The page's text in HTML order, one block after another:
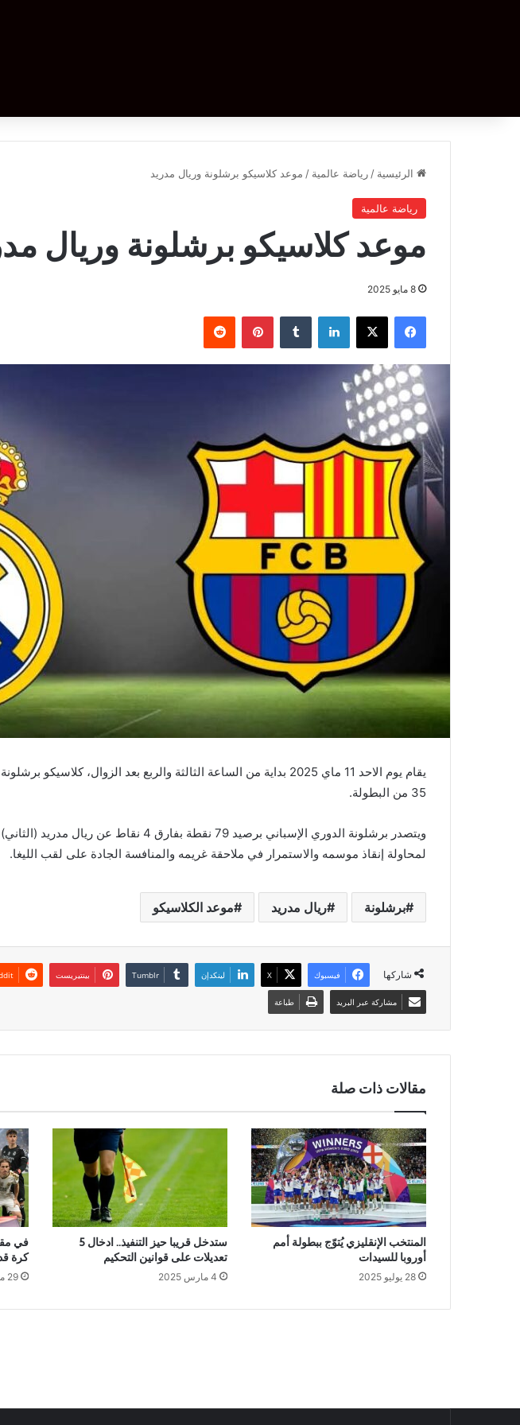
الرئيسية / رياضة عالمية / موعد كلاسيكو برشلونة وريال مدريد
رياضة عالمية
موعد كلاسيكو برشلونة وريال
8 مايو 2025
فيسبوك ‫X لينكدإن بينتيريست
يقام يوم الاحد 11 ماي 2025 بداية من الساعة الثالثة والربع بعد الزوال،
35 من البطولة.
ويتصدر برشلونة الدوري الإسباني برصيد 79 نقطة بفارق 4
لمحاولة إنقاذ موسمه والاستمرار في ملاحقة غريمه والمنافسة الجادة على لقب الليغا.
برشلونة ريال مدريد موعد الكلاسيكو
شاركها فيسبوك ‫X لينكدإن بينتيريست
مشاركة عبر البريد طباعة
مقالات ذات صلة
المنتخب الإنقليزي يُتوّج ببطولة أمم
أوروبا للسيدات
28 يوليو 2025
ستدخل قريبا حيز التنفيذ.. ادخال 5
تعديلات على قوانين التحكيم
4 مارس 2025
كرة
29 مايو 2025